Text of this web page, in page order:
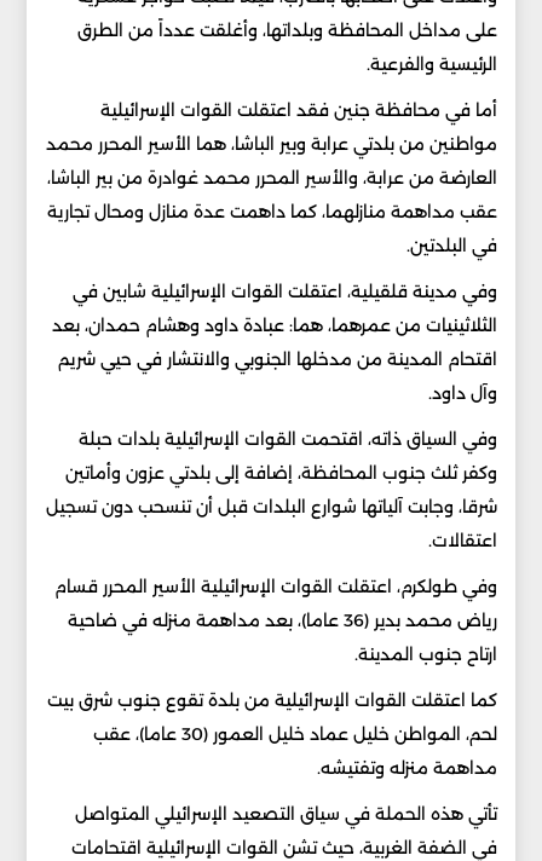
على مداخل المحافظة وبلداتها، وأغلقت عدداً من الطرق
الرئيسية والفرعية.
أما في محافظة جنين فقد اعتقلت القوات الإسرائيلية
مواطنين من بلدتي عرابة وبير الباشا، هما الأسير المحرر محمد
العارضة من عرابة، والأسير المحرر محمد غوادرة من بير الباشا،
عقب مداهمة منازلهما، كما داهمت عدة منازل ومحال تجارية
في البلدتين.
وفي مدينة قلقيلية، اعتقلت القوات الإسرائيلية شابين في
الثلاثينيات من عمرهما، هما: عبادة داود وهشام حمدان، بعد
اقتحام المدينة من مدخلها الجنوبي والانتشار في حيي شريم
وآل داود.
وفي السياق ذاته، اقتحمت القوات الإسرائيلية بلدات حبلة
وكفر ثلث جنوب المحافظة، إضافة إلى بلدتي عزون وأماتين
شرقا، وجابت آلياتها شوارع البلدات قبل أن تنسحب دون تسجيل
اعتقالات.
وفي طولكرم، اعتقلت القوات الإسرائيلية الأسير المحرر قسام
رياض محمد بدير (36 عاما)، بعد مداهمة منزله في ضاحية
ارتاح جنوب المدينة.
كما اعتقلت القوات الإسرائيلية من بلدة تقوع جنوب شرق بيت
لحم، المواطن خليل عماد خليل العمور (30 عاما)، عقب
مداهمة منزله وتفتيشه.
تأتي هذه الحملة في سياق التصعيد الإسرائيلي المتواصل
في الضفة الغربية، حيث تشن القوات الإسرائيلية اقتحامات